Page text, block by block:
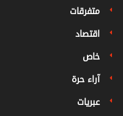
متفرقات
اقتصاد
خاص
آراء حرة
عبريات